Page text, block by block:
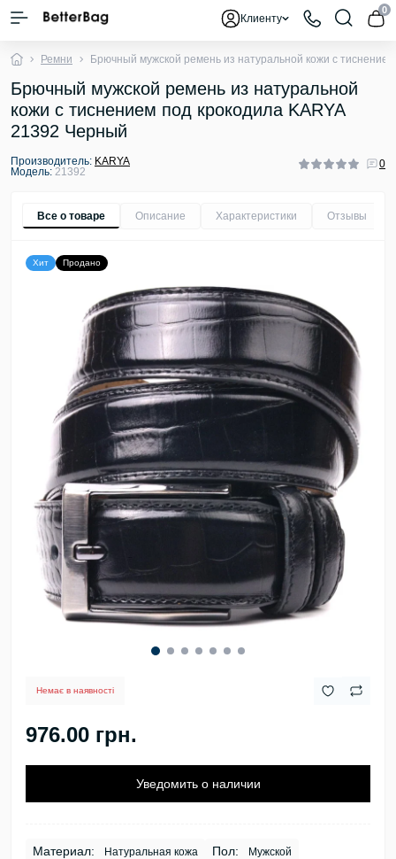
Клиенту
0
Ремни Брючный мужской ремень из натуральной кожи с
Брючный мужской ремень из натуральной
кожи с тиснением под крокодила KARYA
21392 Черный
Производитель: KARYA
Модель: 21392
0
Все о товаре Описание Характеристики Отзывы
Хит Продано
Немає в наявності
976.00 грн.
Уведомить о наличии
Материал: Натуральная кожа Пол: Мужской